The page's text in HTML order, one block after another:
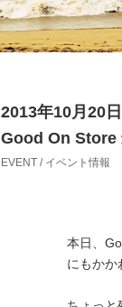
2013年10月20日
Good On Store
EVENT / イベント情報
本日、
にもかか